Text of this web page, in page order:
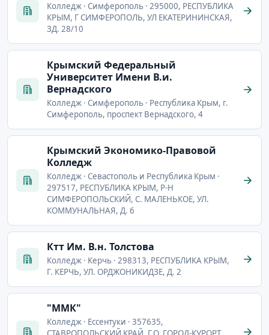
Колледж · Симферополь · 295000, РЕСПУБЛИКА
КРЫМ, Г СИМФЕРОПОЛЬ, УЛ ЕКАТЕРИНИНСКАЯ,
ЗД. 28/10
Крымский Федеральный
Университет Имени В.и.
Вернадского
Колледж · Симферополь · Республика Крым, г.
Симферополь, проспект Вернадского, 4
Крымский Экономико-Правовой
Колледж
Колледж · Севастополь и Республика Крым ·
297517, РЕСПУБЛИКА КРЫМ, Р-Н
СИМФЕРОПОЛЬСКИЙ, С. МАЛЕНЬКОЕ, УЛ.
КОММУНАЛЬНАЯ, Д. 6
Ктт Им. В.н. Толстова
Колледж · Керчь · 298313, РЕСПУБЛИКА КРЫМ,
Г. КЕРЧЬ, УЛ. ОРДЖОНИКИДЗЕ, Д. 2
"ММК"
Колледж · Ессентуки · 357635,